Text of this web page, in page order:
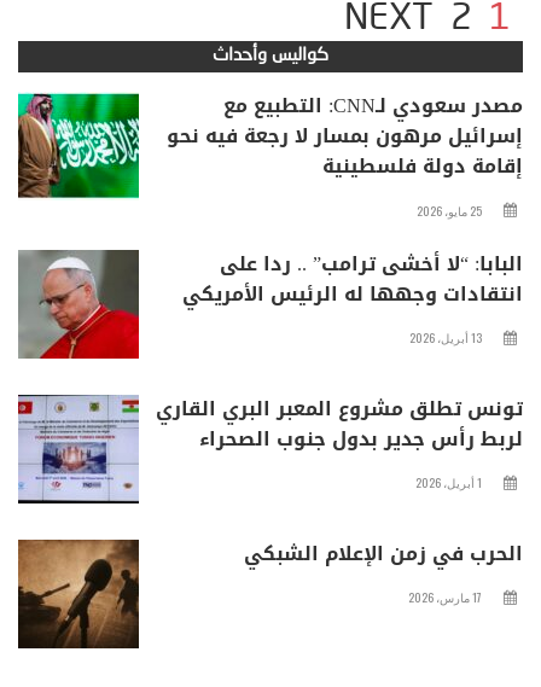
1
2
NEXT
كواليس وأحداث
مصدر سعودي لـCNN: التطبيع مع
إسرائيل مرهون بمسار لا رجعة فيه نحو
إقامة دولة فلسطينية
25 مايو، 2026
البابا: “لا أخشى ترامب” .. ردا على
انتقادات وجهها له الرئيس الأمريكي
13 أبريل، 2026
تونس تطلق مشروع المعبر البري القاري
لربط رأس جدير بدول جنوب الصحراء
1 أبريل، 2026
الحرب في زمن الإعلام الشبكي
17 مارس، 2026